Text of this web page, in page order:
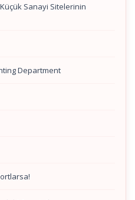
Sanayi Sitelerinin
Department